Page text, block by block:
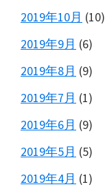
2019年10月 (10)
2019年9月 (6)
2019年8月 (9)
2019年7月 (1)
2019年6月 (9)
2019年5月 (5)
2019年4月 (1)